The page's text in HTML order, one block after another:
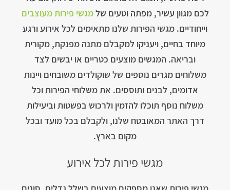
לכם מגוון עשיר, מפתה וטעים שלמגשי פירות מעוצבים
וייחודיים. מגשי הפירות שלנו מתאימים לכל אירוע ורגע
מיוחד בחיים, ויעניקו למקבלם מתנה מפנקת, מקורית
ובריאה. המגשים מוצעים כטריים או יבשים לצד
משלוחים מגרים נוספים של שוקולדים משובחים ויינות
אדומים, לבנים ותוססים. את משלוחי הפירות וכל
משלוח נוסף תוכלו להזמין ולרכוש בפשטות וביעילות
דרך האתר המאובטח שלנו, ולקבלם בכל מועד ובכל
מקום בארץ.
מגשי פירות לכל אירוע